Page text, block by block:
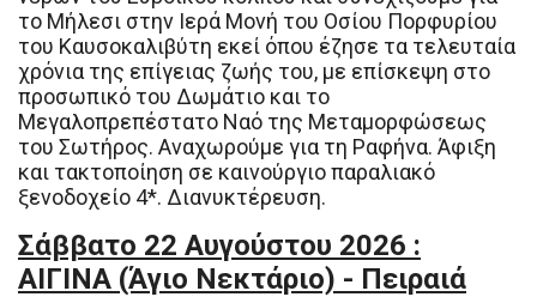
το Μήλεσι στην Ιερά Μονή του Οσίου Πορφυρίου
του Καυσοκαλιβύτη εκεί όπου έζησε τα τελευταία
χρόνια της επίγειας ζωής του, με επίσκεψη στο
προσωπικό του Δωμάτιο και το
Μεγαλοπρεπέστατο Ναό της Μεταμορφώσεως
του Σωτήρος. Αναχωρούμε για τη Ραφήνα. Άφιξη
και τακτοποίηση σε καινούργιο παραλιακό
ξενοδοχείο 4*. Διανυκτέρευση.
Σάββατο 22 Αυγούστου 2026 :
ΑΙΓΙΝΑ (Άγιο Νεκτάριο) - Πειραιά